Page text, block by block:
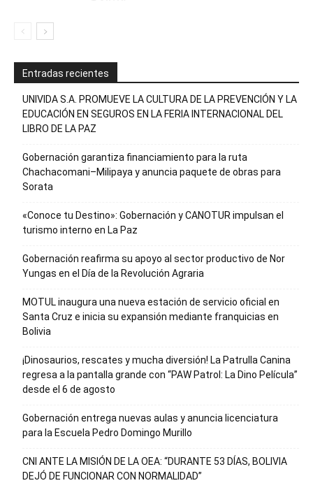
Entradas recientes
UNIVIDA S.A. PROMUEVE LA CULTURA DE LA PREVENCIÓN Y LA
EDUCACIÓN EN SEGUROS EN LA FERIA INTERNACIONAL DEL
LIBRO DE LA PAZ
Gobernación garantiza financiamiento para la ruta
Chachacomani–Milipaya y anuncia paquete de obras para
Sorata
«Conoce tu Destino»: Gobernación y CANOTUR impulsan el
turismo interno en La Paz
Gobernación reafirma su apoyo al sector productivo de Nor
Yungas en el Día de la Revolución Agraria
MOTUL inaugura una nueva estación de servicio oficial en
Santa Cruz e inicia su expansión mediante franquicias en
Bolivia
¡Dinosaurios, rescates y mucha diversión! La Patrulla Canina
regresa a la pantalla grande con “PAW Patrol: La Dino Película”
desde el 6 de agosto
Gobernación entrega nuevas aulas y anuncia licenciatura
para la Escuela Pedro Domingo Murillo
CNI ANTE LA MISIÓN DE LA OEA: “DURANTE 53 DÍAS, BOLIVIA
DEJÓ DE FUNCIONAR CON NORMALIDAD”